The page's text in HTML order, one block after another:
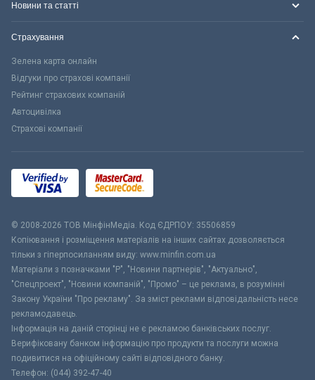
Новини та статті
Страхування
Зелена карта онлайн
Відгуки про страхові компанії
Рейтинг страхових компаній
Автоцивілка
Страхові компанії
© 2008-2026 ТОВ МiнфiнМедiа. Код ЄДРПОУ: 35506859
Копіювання і розміщення матеріалів на інших сайтах дозволяється
тільки з гіперпосиланням виду: www.minfin.com.ua
Матеріали з позначками "Р", "Новини партнерів", "Актуально",
"Спецпроект", "Новини компаній", "Промо" – це реклама, в розумінні
Закону України "Про рекламу". За зміст реклами відповідальність несе
рекламодавець.
Інформація на даній сторінці не є рекламою банківських послуг.
Верифіковану банком інформацію про продукти та послуги можна
подивитися на офіційному сайті відповідного банку.
Телефон: (044) 392-47-40